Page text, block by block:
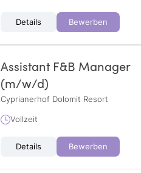
Details Bewerben
Assistant F&B Manager
(m/w/d)
Cyprianerhof Dolomit Resort
Vollzeit
Details Bewerben